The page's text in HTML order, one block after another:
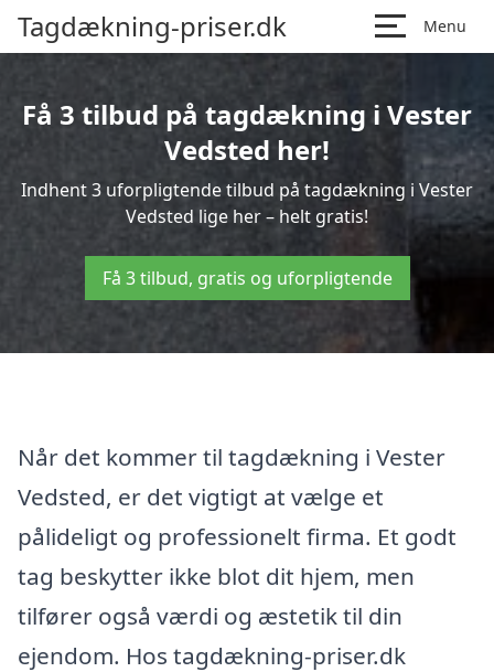
Tagdækning-priser.dk Menu
Få 3 tilbud på tagdækning i Vester
Vedsted her!
Indhent 3 uforpligtende tilbud på tagdækning i Vester
Vedsted lige her – helt gratis!
Få 3 tilbud, gratis og uforpligtende
Når det kommer til tagdækning i Vester
Vedsted, er det vigtigt at vælge et
pålideligt og professionelt firma. Et godt
tag beskytter ikke blot dit hjem, men
tilfører også værdi og æstetik til din
ejendom. Hos tagdækning-priser.dk